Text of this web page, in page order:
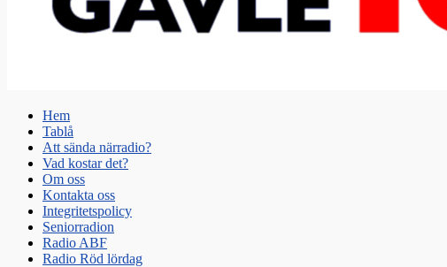
Primär
meny
Hoppa
innehåll
Hem
Tablå
Att sända närradio?
Vad kostar det?
Om oss
Kontakta oss
Integritetspolicy
Seniorradion
Radio ABF
Radio Röd lördag